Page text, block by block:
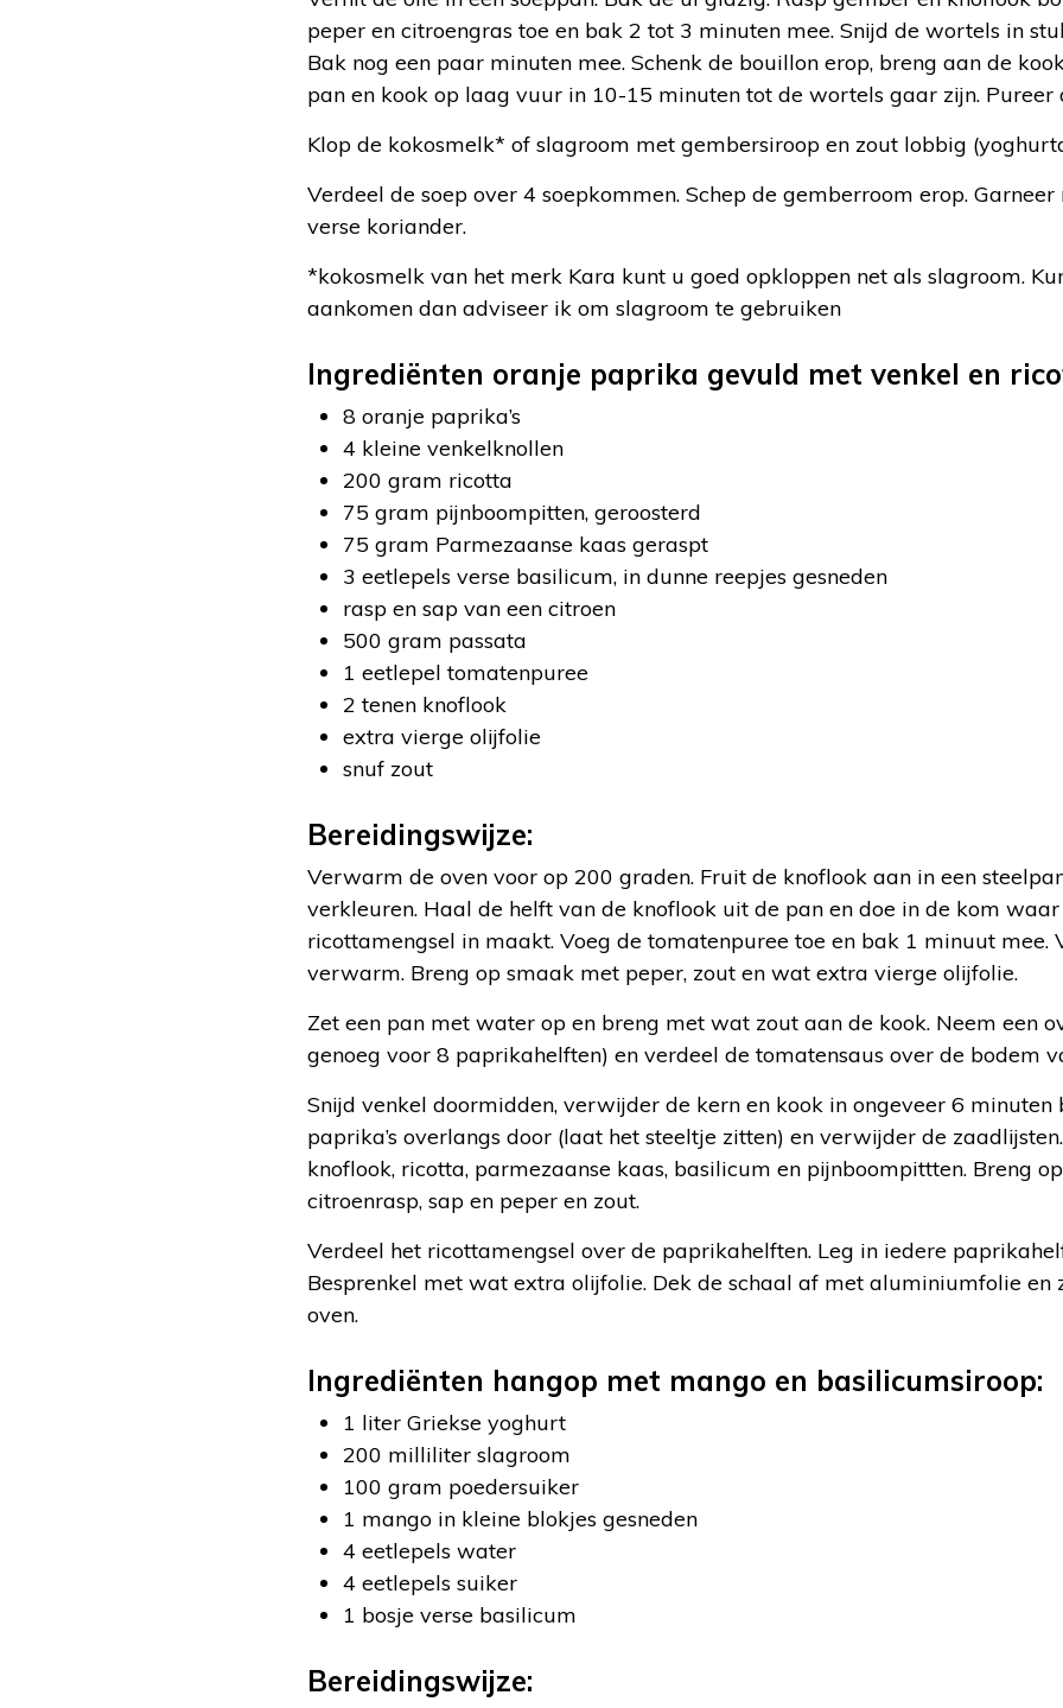
peper en citroengras toe en bak 2 tot 3 minuten mee. Snijd de wortels in
Bak nog een paar minuten mee. Schenk de bouillon erop, breng aan de
pan en kook op laag vuur in 10-15 minuten tot de wortels gaar zijn. Pureer
Klop de kokosmelk* of slagroom met gembersiroop en zout lobbig
Verdeel de soep over 4 soepkommen. Schep de gemberroom erop.
verse koriander.
*kokosmelk van het merk Kara kunt u goed opkloppen net als slagroom.
aankomen dan adviseer ik om slagroom te gebruiken
Ingrediënten oranje paprika gevuld met venkel en
8 oranje paprika’s
4 kleine venkelknollen
200 gram ricotta
75 gram pijnboompitten, geroosterd
75 gram Parmezaanse kaas geraspt
3 eetlepels verse basilicum, in dunne reepjes gesneden
rasp en sap van een citroen
500 gram passata
1 eetlepel tomatenpuree
2 tenen knoflook
extra vierge olijfolie
snuf zout
Bereidingswijze:
Verwarm de oven voor op 200 graden. Fruit de knoflook aan in een
verkleuren. Haal de helft van de knoflook uit de pan en doe in de kom
ricottamengsel in maakt. Voeg de tomatenpuree toe en bak 1 minuut mee.
verwarm. Breng op smaak met peper, zout en wat extra vierge olijfolie.
Zet een pan met water op en breng met wat zout aan de kook. Neem een
genoeg voor 8 paprikahelften) en verdeel de tomatensaus over de bodem
Snijd venkel doormidden, verwijder de kern en kook in ongeveer 6 minuten
paprika’s overlangs door (laat het steeltje zitten) en verwijder de
knoflook, ricotta, parmezaanse kaas, basilicum en pijnboompittten. Breng
citroenrasp, sap en peper en zout.
Verdeel het ricottamengsel over de paprikahelften. Leg in iedere
Besprenkel met wat extra olijfolie. Dek de schaal af met aluminiumfolie en
oven.
Ingrediënten hangop met mango en basilicumsiroop:
1 liter Griekse yoghurt
200 milliliter slagroom
100 gram poedersuiker
1 mango in kleine blokjes gesneden
4 eetlepels water
4 eetlepels suiker
1 bosje verse basilicum
Bereidingswijze: